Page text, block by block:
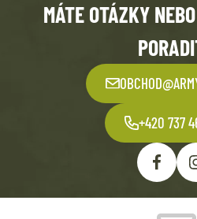
MÁTE OTÁZKY
+420 737